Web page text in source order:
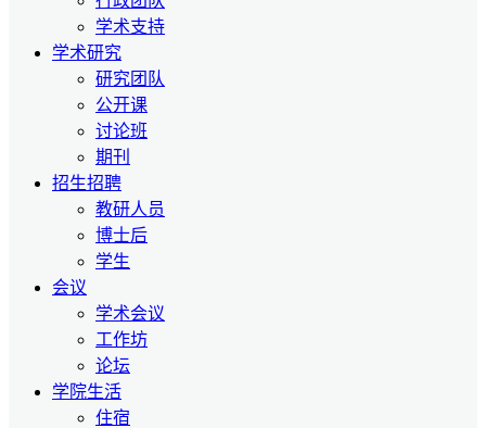
学术支持
学术研究
研究团队
公开课
讨论班
期刊
招生招聘
教研人员
博士后
学生
会议
学术会议
工作坊
论坛
学院生活
住宿